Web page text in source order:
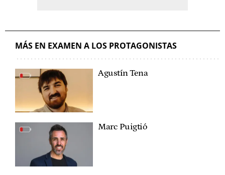
MÁS EN EXAMEN A LOS PROTAGONISTAS
Agustín Tena
Marc Puigtió